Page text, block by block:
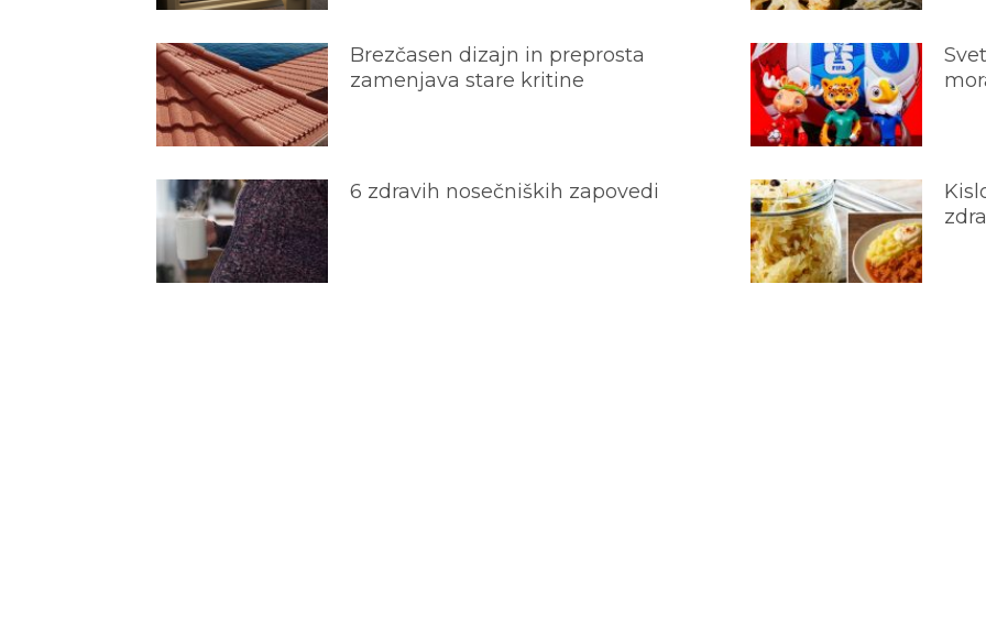
Brezčasen dizajn in preprosta
zamenjava stare kritine
6 zdravih nosečniških zapovedi